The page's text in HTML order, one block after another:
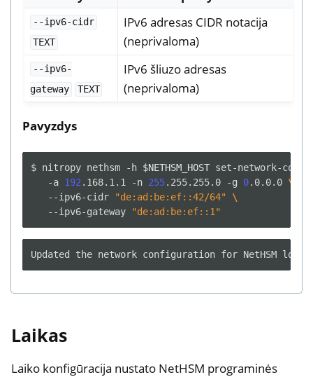
--ipv6-cidr
TEXT
IPv6 adresas CIDR notacija
(neprivaloma)
--ipv6-
gateway
TEXT
IPv6 šliuzo adresas
(neprivaloma)
Pavyzdys
$ nitropy nethsm -h $NETHSM_HOST set-network-
-a 192 .168.1.1 -n 255.255.255.0 -g 0.0.0.0 \
--ipv6-cidr
"de:ad:be:ef::42/64"
\
--ipv6-gateway
"de:ad:be:ef::1"
Laikas
Laiko konfigūracija nustato NetHSM programinės